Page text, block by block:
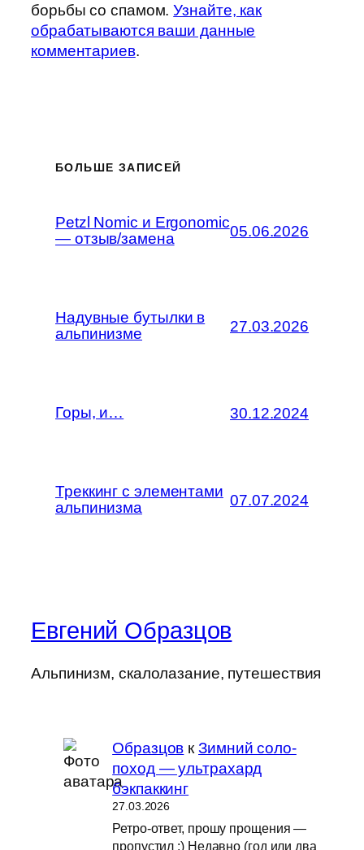
борьбы со спамом.Узнайте, как
обрабатываются ваши данные
комментариев.
БОЛЬШЕ ЗАПИСЕЙ
Petzl Nomic и Ergonomic
— отзыв/замена
05.06.2026
Надувные бутылки в
альпинизме
27.03.2026
Горы, и… 30.12.2024
Треккинг с элементами
альпинизма
07.07.2024
Евгений Образцов
Альпинизм, скалолазание, путешествия
Образцов кЗимний соло-
поход — ультрахард
бэкпаккинг
27.03.2026
Ретро-ответ, прошу прощения —
пропустил :) Недавно (год или два